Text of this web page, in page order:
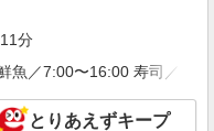
詳細を見る
分
魚／7:00〜16:00 寿司／
とりあえずキープ